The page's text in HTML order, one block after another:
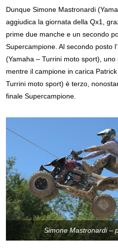
Dunque Simone Mastronardi
aggiudica la giornata della Qx1,
prime due manche e un secondo
Supercampione. Al secondo posto
(Yamaha – Turrini moto sport), uno
mentre il campione in carica
Turrini moto sport) è terzo,
finale Supercampione.
Simone Mastronardi –